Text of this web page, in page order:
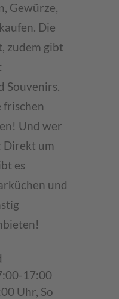
Gewürze,
Die
zudem gibt
Souvenirs.
frischen
Und wer
Direkt um
es
und
17:00
Uhr, So